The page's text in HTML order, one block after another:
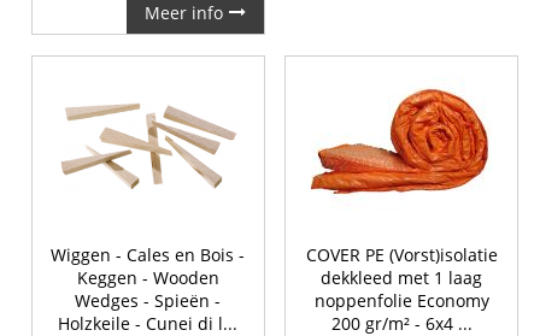
Meer info
Wiggen - Cales en Bois -
Keggen - Wooden
Wedges - Spieën -
Holzkeile - Cunei di l...
COVER PE (Vorst)isolatie
dekkleed met 1 laag
noppenfolie Economy
200 gr/m² - 6x4 ...